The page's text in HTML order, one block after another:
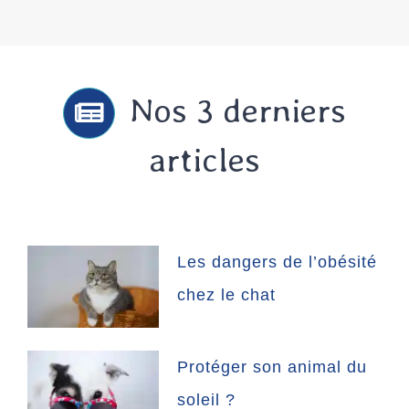
Nos 3 derniers
articles
Les dangers de l’obésité
chez le chat
Protéger son animal du
soleil ?